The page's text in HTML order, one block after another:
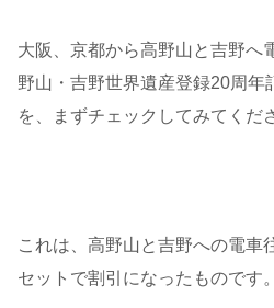
大阪、京都から高野山と吉野へ
野山・吉野世界遺産登録20周年
を、まずチェックしてみてくだ
これは、高野山と吉野への電車
セットで割引になったものです。